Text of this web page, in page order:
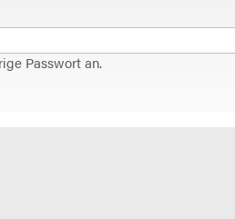
Passwort an.